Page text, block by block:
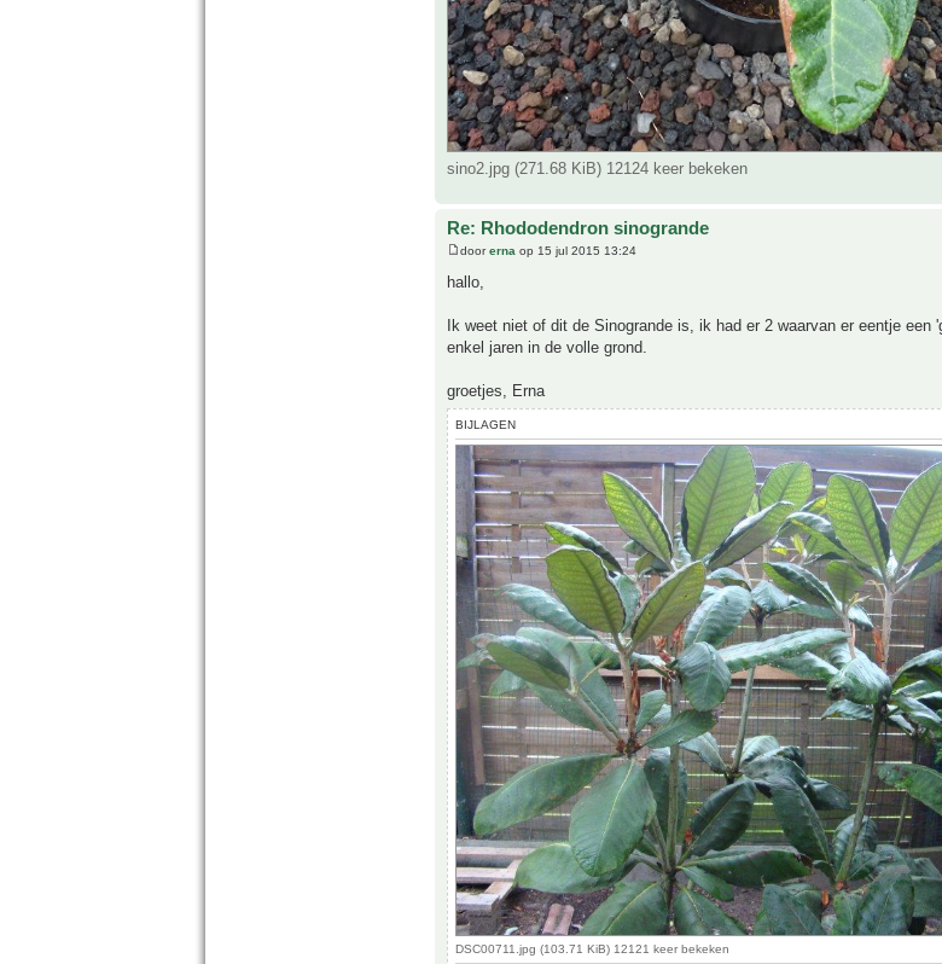
sino2.jpg (271.68 KiB) 12124 keer bekeken
Re: Rhododendron sinogrande
doorerna op 15 jul 2015 13:24
hallo,
Ik weet niet of dit de Sinogrande is, ik had er 2 waarvan er eentje een
enkel jaren in de volle grond.
groetjes, Erna
BIJLAGEN
DSC00711.jpg (103.71 KiB) 12121 keer bekeken